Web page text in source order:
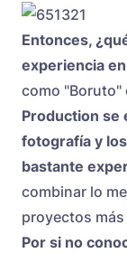
Entonces,
experiencia
como "Boruto"
Production se
fotografía y
bastante
combinar lo
proyectos
Por si no